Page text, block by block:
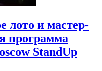
лото и мастер-
программа
StandUp